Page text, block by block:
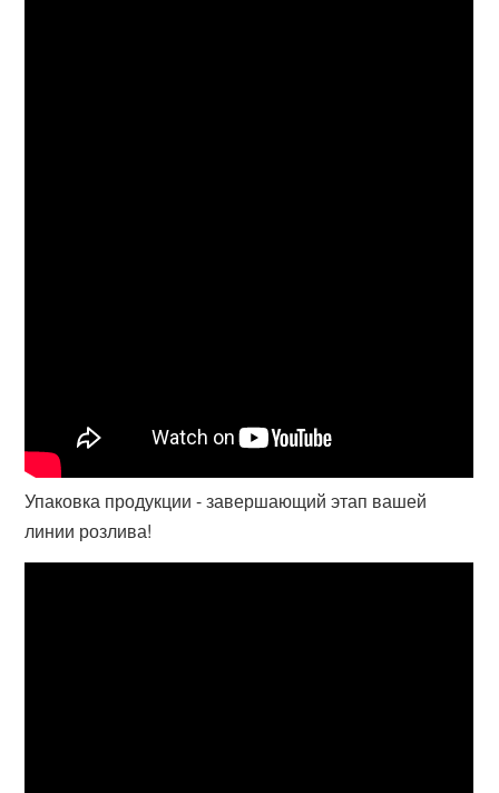
Упаковка продукции - завершающий этап вашей
линии розлива!